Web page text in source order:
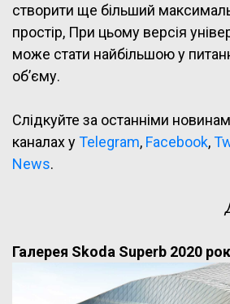
створити ще більший
простір, При цьому версія
може стати найбільшою у
об’єму.
Слідкуйте за останніми
каналах уTelegram, Facebook,
News.
Галерея Skoda Superb 2020